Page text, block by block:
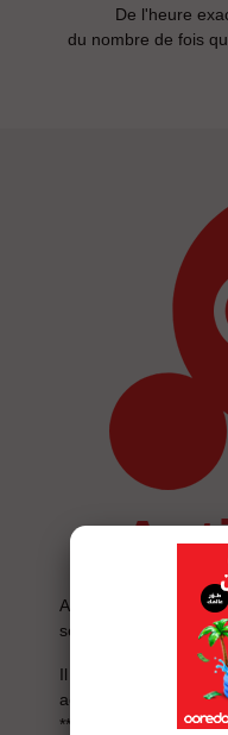
De l'heure
du nombre de fois
Aucune inscription
service Info appels
Il suffit d’activer le
activant les renvois
**62*1777#